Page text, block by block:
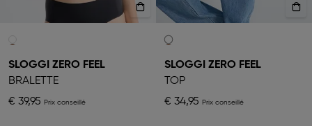
SLOGGI ZERO FEEL
BRALETTE
€ 39,95
SLOGGI ZERO FEEL
TOP
€ 34,95